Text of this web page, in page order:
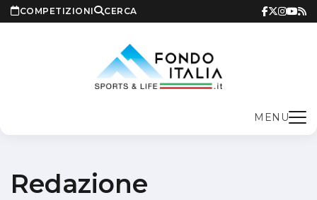
COMPETIZIONI CERCA
MENU
Redazione